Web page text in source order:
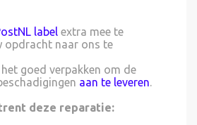
label extra mee te
opdracht naar ons te
goed verpakken om de
aan te leveren.
deze reparatie: